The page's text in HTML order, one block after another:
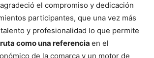
el compromiso y dedicación
participantes, que una vez más
y profesionalidad lo que permite
como una referencia en el
de la comarca y un motor de